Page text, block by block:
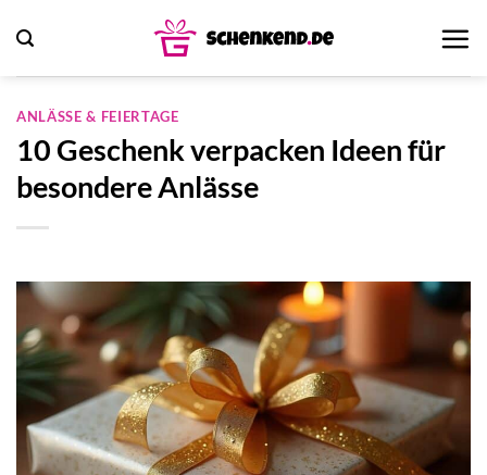
Inhalt
springen
ANLÄSSE & FEIERTAGE
10 Geschenk verpacken Ideen für
besondere Anlässe